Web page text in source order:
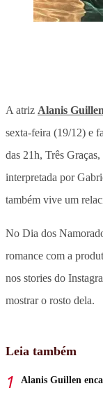
A atriz Alanis Guillen
sexta-feira (19/12) e
das 21h, Três
interpretada por
também vive um
No Dia dos
romance com a
nos stories do
mostrar o rosto dela.
Leia também
Alanis Guillen